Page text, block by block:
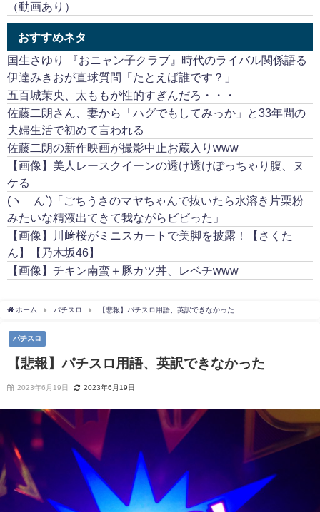
（動画あり）
おすすめネタ
国生さゆり 『おニャン子クラブ』時代のライバル関係語る
伊達みきおが直球質問「たとえば誰です？」
五百城茉央、太ももが性的すぎんだろ・・・
佐藤二朗さん、妻から「ハグでもしてみっか」と33年間の
夫婦生活で初めて言われる
佐藤二朗の新作映画が撮影中止お蔵入りwww
【画像】美人レースクイーンの透け透けぽっちゃり腹、ヌ
ケる
(ヽ´ん`)「ごちうさのマヤちゃんで抜いたら水溶き片栗粉
みたいな精液出てきて我ながらビビった」
【画像】川﨑桜がミニスカートで美脚を披露！【さくた
ん】【乃木坂46】
【画像】チキン南蛮＋豚カツ丼、レベチwww
ホーム パチスロ 【悲報】パチスロ用語、英訳できなかった
パチスロ
【悲報】パチスロ用語、英訳できなかった
2023年6月19日 2023年6月19日